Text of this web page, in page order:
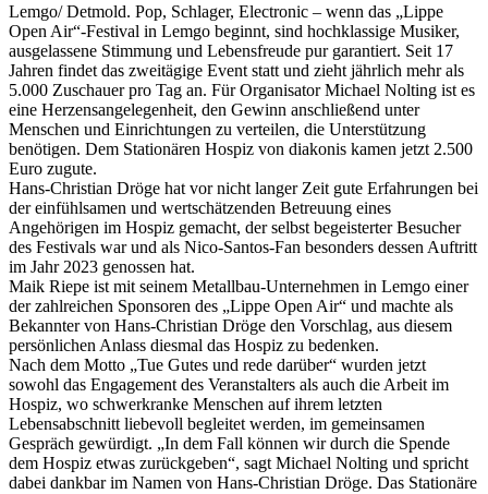
Lemgo/ Detmold. Pop, Schlager, Electronic – wenn das „Lippe
Open Air“-Festival in Lemgo beginnt, sind hochklassige Musiker,
ausgelassene Stimmung und Lebensfreude pur garantiert. Seit 17
Jahren findet das zweitägige Event statt und zieht jährlich mehr als
5.000 Zuschauer pro Tag an. Für Organisator Michael Nolting ist es
eine Herzensangelegenheit, den Gewinn anschließend unter
Menschen und Einrichtungen zu verteilen, die Unterstützung
benötigen. Dem Stationären Hospiz von diakonis kamen jetzt 2.500
Euro zugute.
Hans-Christian Dröge hat vor nicht langer Zeit gute Erfahrungen bei
der einfühlsamen und wertschätzenden Betreuung eines
Angehörigen im Hospiz gemacht, der selbst begeisterter Besucher
des Festivals war und als Nico-Santos-Fan besonders dessen Auftritt
im Jahr 2023 genossen hat.
Maik Riepe ist mit seinem Metallbau-Unternehmen in Lemgo einer
der zahlreichen Sponsoren des „Lippe Open Air“ und machte als
Bekannter von Hans-Christian Dröge den Vorschlag, aus diesem
persönlichen Anlass diesmal das Hospiz zu bedenken.
Nach dem Motto „Tue Gutes und rede darüber“ wurden jetzt
sowohl das Engagement des Veranstalters als auch die Arbeit im
Hospiz, wo schwerkranke Menschen auf ihrem letzten
Lebensabschnitt liebevoll begleitet werden, im gemeinsamen
Gespräch gewürdigt. „In dem Fall können wir durch die Spende
dem Hospiz etwas zurückgeben“, sagt Michael Nolting und spricht
dabei dankbar im Namen von Hans-Christian Dröge. Das Stationäre